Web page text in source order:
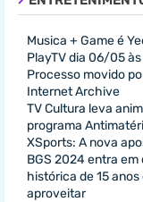
Musica + Game é
PlayTV dia 06/05
Processo movido
Internet Archive
TV Cultura leva
programa
XSports: A nova
BGS 2024 entra
histórica de 15
aproveitar